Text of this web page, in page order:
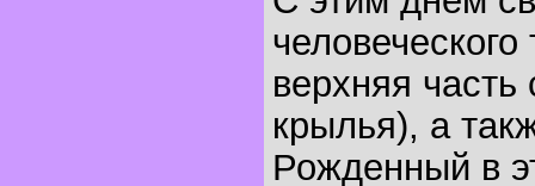
верхняя
крылья), а
Рожденный в